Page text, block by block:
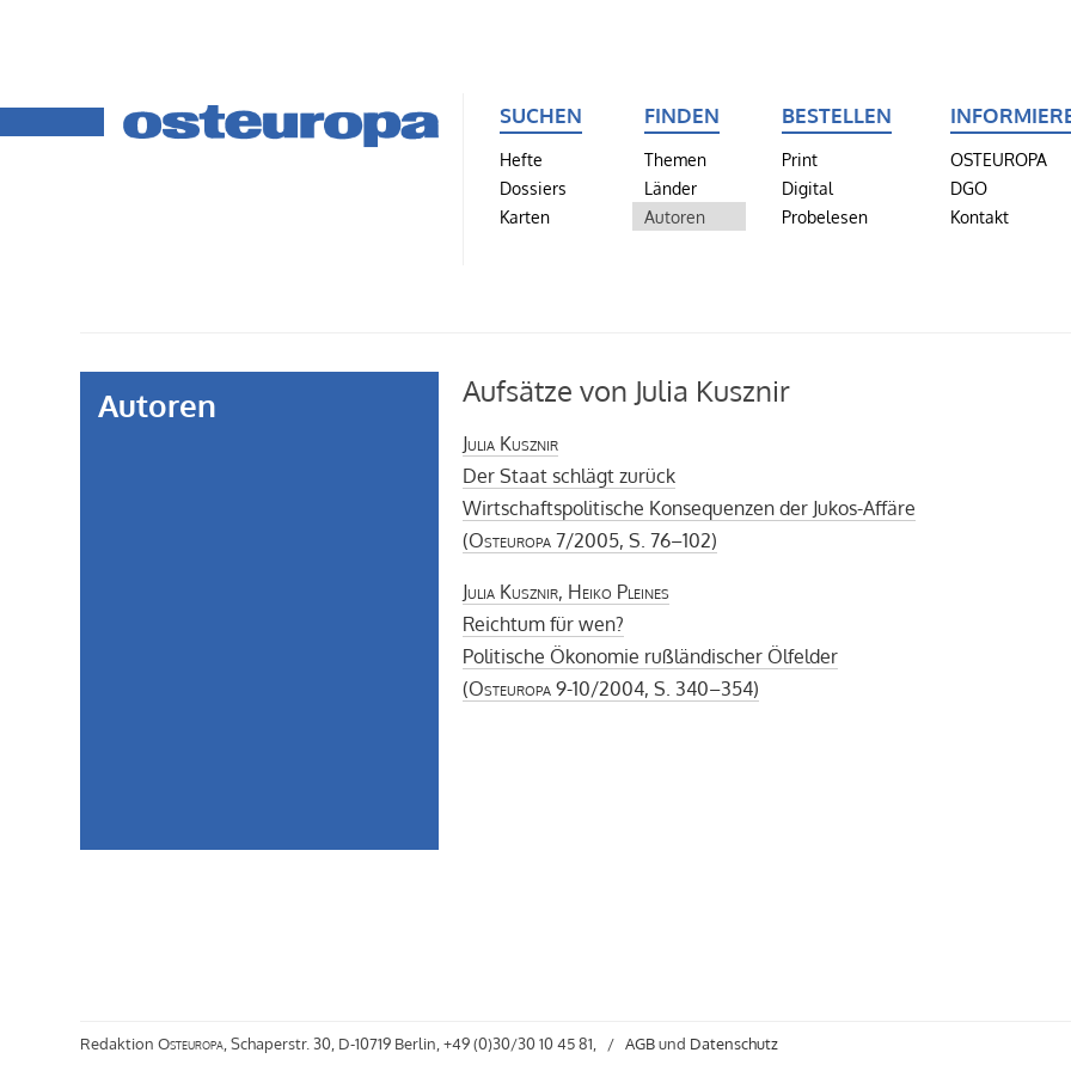
SUCHEN
Hefte
Dossiers
Karten
FINDEN
Themen
Länder
Autoren
BESTELLEN
Print
Digital
Probelesen
OSTEUROPA
DGO
Kontakt
Autoren Aufsätze von Julia Kusznir
Julia Kusznir
Der Staat schlägt zurück
Wirtschaftspolitische Konsequenzen der Jukos-Affäre
(Osteuropa 7/2005, S. 76–102)
Julia Kusznir, Heiko Pleines
Reichtum für wen?
Politische Ökonomie rußländischer Ölfelder
(Osteuropa 9-10/2004, S. 340–354)
RedaktionOsteuropa , Schaperstr. 30, D-10719 Berlin, +49 (0)30/30 10 45 81, /AGBund Datenschutz